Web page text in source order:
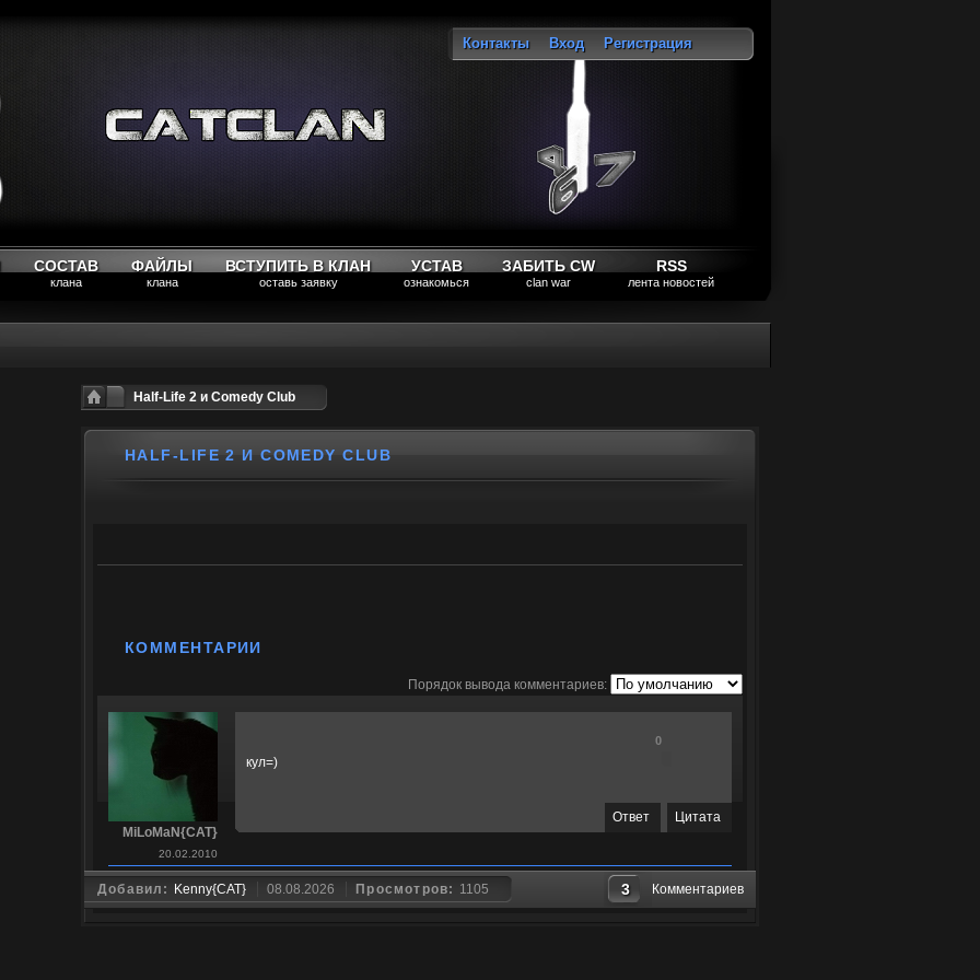
Контакты Вход
Регистрация
СОСТАВ
клана
ФАЙЛЫ
клана
ВСТУПИТЬ В КЛАН
оставь заявку
УСТАВ
ознакомься
ЗАБИТЬ CW
clan war
RSS
лента новостей
Half-Life 2 и Comedy Club
HALF-LIFE 2 И COMEDY CLUB
КОММЕНТАРИИ
Порядок вывода комментариев:
MiLoMaN{CAT}
20.02.2010
0
кул=)
Ответ Цитата
Добавил: Kenny{CAT} 08.08.2026 Просмотров: 1105 3 Комментариев